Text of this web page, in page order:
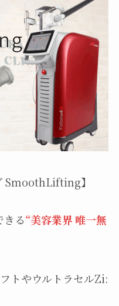
SmoothLifting】
る“美容業界 唯一無
トやウルトラセルZi: